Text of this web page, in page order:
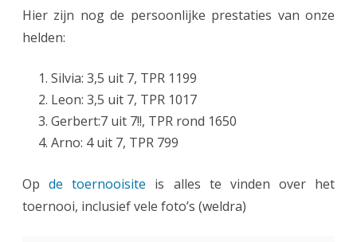
Hier zijn nog de persoonlijke prestaties van onze
helden:
Silvia: 3,5 uit 7, TPR 1199
Leon: 3,5 uit 7, TPR 1017
Gerbert:7 uit 7!!, TPR rond 1650
Arno: 4 uit 7, TPR 799
Opde toernooisite is alles te vinden over het
toernooi, inclusief vele foto’s (weldra)